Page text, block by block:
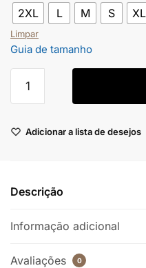
2XL L M S XL
Limpar
Guia de tamanho
Adicionar a lista de desejos
Descrição
Informação adicional
Avaliações 0